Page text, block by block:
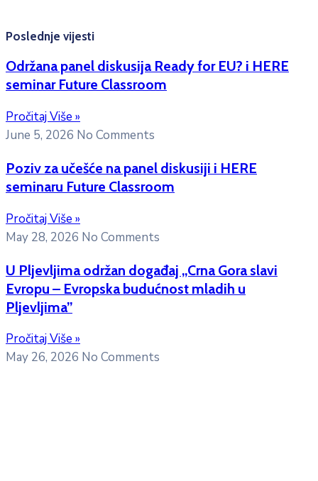
Poslednje vijesti
Održana panel diskusija Ready for EU? i HERE
seminar Future Classroom
Pročitaj Više »
June 5, 2026 No Comments
Poziv za učešće na panel diskusiji i HERE
seminaru Future Classroom
Pročitaj Više »
May 28, 2026 No Comments
U Pljevljima održan događaj „Crna Gora slavi
Evropu – Evropska budućnost mladih u
Pljevljima”
Pročitaj Više »
May 26, 2026 No Comments